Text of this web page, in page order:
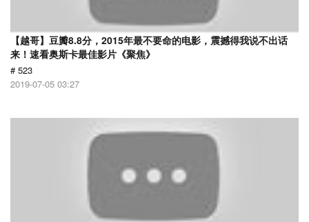
【越哥】豆瓣8.8分，2015年最不要命的电影，震撼得我说不出话
来！速看奥斯卡最佳影片《聚焦》
# 523
2019-07-05 03:27